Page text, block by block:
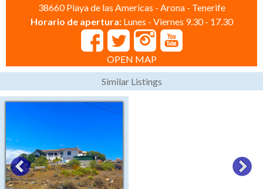
38660 Playa de las Americas - Arona - Tenerife
Horario de apertura: Lunes - Viernes 9.30 - 17.30
OPEN MAP
Similar Listings